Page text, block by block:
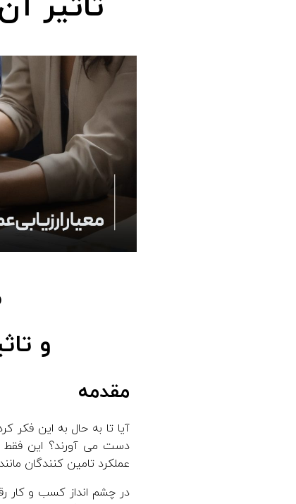
و
مقدمه
آیا تا به حال به این فکر
دست می آورند؟ این فقط
عملکرد تامین کنندگان
در چشم انداز کسب و کار